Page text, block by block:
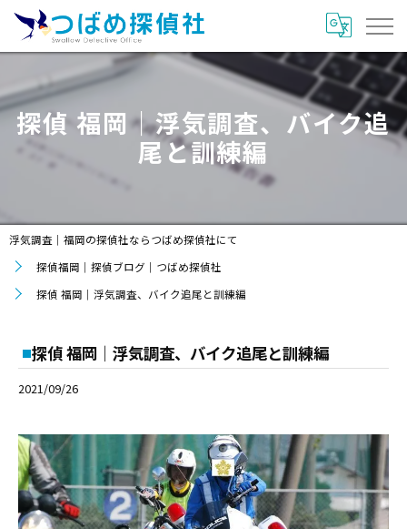
探偵 福岡｜浮気調査、バイク追
尾と訓練編
浮気調査｜福岡の探偵社ならつばめ探偵社にて
探偵福岡｜探偵ブログ｜つばめ探偵社
探偵 福岡｜浮気調査、バイク追尾と訓練編
探偵 福岡｜浮気調査、バイク追尾と訓練編
2021/09/26